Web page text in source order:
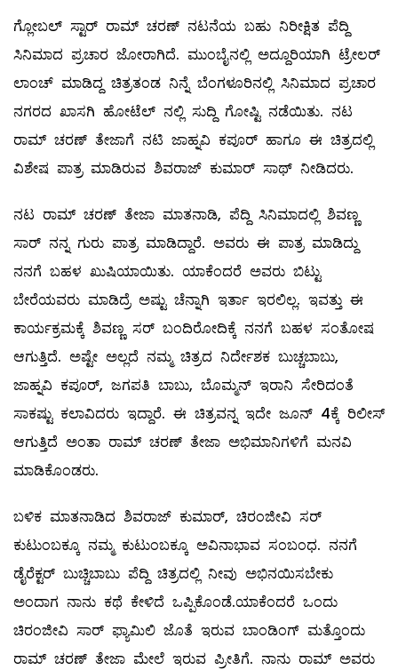
ಗ್ಲೋಬಲ್ ಸ್ಟಾರ್ ರಾಮ್ ಚರಣ್ ನಟನೆಯ ಬಹು ನಿರೀಕ್ಷಿತ ಪೆದ್ದಿ
ಸಿನಿಮಾದ ಪ್ರಚಾರ ಜೋರಾಗಿದೆ. ಮುಂಬೈನಲ್ಲಿ ಅದ್ದೂರಿಯಾಗಿ ಟ್ರೇಲರ್
ಲಾಂಚ್ ಮಾಡಿದ್ದ ಚಿತ್ರತಂಡ ನಿನ್ನೆ ಬೆಂಗಳೂರಿನಲ್ಲಿ ಸಿನಿಮಾದ ಪ್ರಚಾರ
ನಗರದ ಖಾಸಗಿ ಹೋಟೆಲ್ ನಲ್ಲಿ ಸುದ್ದಿ ಗೋಷ್ಟಿ ನಡೆಯಿತು. ನಟ
ರಾಮ್ ಚರಣ್ ತೇಜಾಗೆ ನಟಿ ಜಾಹ್ನವಿ ಕಪೂರ್ ಹಾಗೂ ಈ ಚಿತ್ರದಲ್ಲಿ
ವಿಶೇಷ ಪಾತ್ರ ಮಾಡಿರುವ ಶಿವರಾಜ್ ಕುಮಾರ್ ಸಾಥ್ ನೀಡಿದರು.
ನಟ ರಾಮ್ ಚರಣ್ ತೇಜಾ ಮಾತನಾಡಿ, ಪೆದ್ದಿ ಸಿನಿಮಾದಲ್ಲಿ ಶಿವಣ್ಣ
ಸಾರ್ ನನ್ನ ಗುರು ಪಾತ್ರ ಮಾಡಿದ್ದಾರೆ. ಅವರು ಈ ಪಾತ್ರ ಮಾಡಿದ್ದು
ನನಗೆ ಬಹಳ ಖುಷಿಯಾಯಿತು. ಯಾಕೆಂದರೆ ಅವರು ಬಿಟ್ಟು
ಬೇರೆಯವರು ಮಾಡಿದ್ರೆ ಅಷ್ಟು ಚೆನ್ನಾಗಿ ಇರ್ತಾ ಇರಲಿಲ್ಲ. ಇವತ್ತು ಈ
ಕಾರ್ಯಕ್ರಮಕ್ಕೆ ಶಿವಣ್ಣ ಸರ್ ಬಂದಿರೋದಿಕ್ಕೆ ನನಗೆ ಬಹಳ ಸಂತೋಷ
ಆಗುತ್ತಿದೆ. ಅಷ್ಟೇ ಅಲ್ಲದೆ ನಮ್ಮ ಚಿತ್ರದ ನಿರ್ದೇಶಕ ಬುಚ್ಚಬಾಬು,
ಜಾಹ್ನವಿ ಕಪೂರ್, ಜಗಪತಿ ಬಾಬು, ಬೊಮ್ಮನ್ ಇರಾನಿ ಸೇರಿದಂತೆ
ಸಾಕಷ್ಟು ಕಲಾವಿದರು ಇದ್ದಾರೆ. ಈ ಚಿತ್ರವನ್ನ ಇದೇ ಜೂನ್ 4ಕ್ಕೆ ರಿಲೀಸ್
ಆಗುತ್ತಿದೆ ಅಂತಾ ರಾಮ್ ಚರಣ್ ತೇಜಾ ಅಭಿಮಾನಿಗಳಿಗೆ ಮನವಿ
ಮಾಡಿಕೊಂಡರು.
ಬಳಿಕ ಮಾತನಾಡಿದ ಶಿವರಾಜ್ ಕುಮಾರ್, ಚಿರಂಜೀವಿ ಸರ್
ಕುಟುಂಬಕ್ಕೂ ನಮ್ಮ ಕುಟುಂಬಕ್ಕೂ ಅವಿನಾಭಾವ ಸಂಬಂಧ. ನನಗೆ
ಡೈರೆಕ್ಟರ್ ಬುಚ್ಚಿಬಾಬು ಪೆದ್ದಿ ಚಿತ್ರದಲ್ಲಿ ನೀವು ಅಭಿನಯಿಸಬೇಕು
ಅಂದಾಗ ನಾನು ಕಥೆ ಕೇಳಿದೆ ಒಪ್ಪಿಕೊಂಡೆ.ಯಾಕೆಂದರೆ ಒಂದು
ಚಿರಂಜೀವಿ ಸಾರ್ ಫ್ಯಾಮಿಲಿ ಜೊತೆ ಇರುವ ಬಾಂಡಿಂಗ್ ಮತ್ತೊಂದು
ರಾಮ್ ಚರಣ್ ತೇಜಾ ಮೇಲೆ‌ ಇರುವ ಪ್ರೀತಿಗೆ. ನಾನು ರಾಮ್ ಅವರು